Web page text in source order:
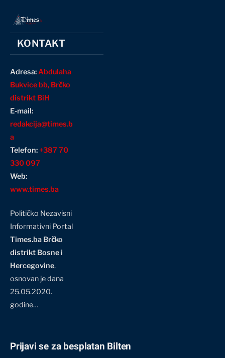
KONTAKT
Adresa:Abdulaha
Bukvice bb, Brčko
distrikt BiH
E-mail:
redakcija@times.b
a
Telefon:+387 70
330 097
Web:
www.times.ba
Političko Nezavisni
Informativni Portal
Times.ba Brčko
distrikt Bosne i
Hercegovine,
osnovan je dana
25.05.2020.
godine…
Prijavi se za besplatan Bilten